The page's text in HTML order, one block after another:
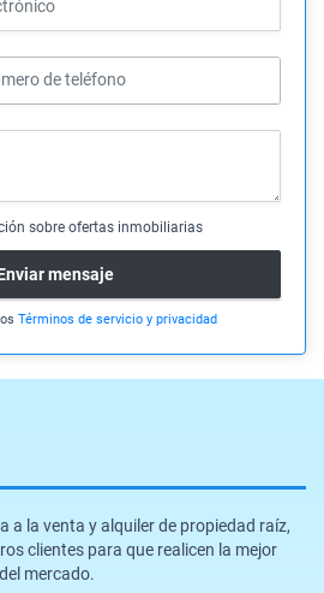
sobre ofertas inmobiliarias
mensaje
Términos de servicio y privacidad
a la venta y alquiler de propiedad raíz,
clientes para que realicen la mejor
mercado.